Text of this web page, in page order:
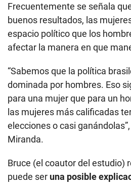
Frecuentemente se señala
buenos resultados, las
espacio político que los
afectar la manera en que
“Sabemos que la política
dominada por hombres. Eso
para una mujer que para un
las mujeres más calificadas
elecciones o casi
Miranda.
Bruce (el coautor del estudio)
puede ser una posible